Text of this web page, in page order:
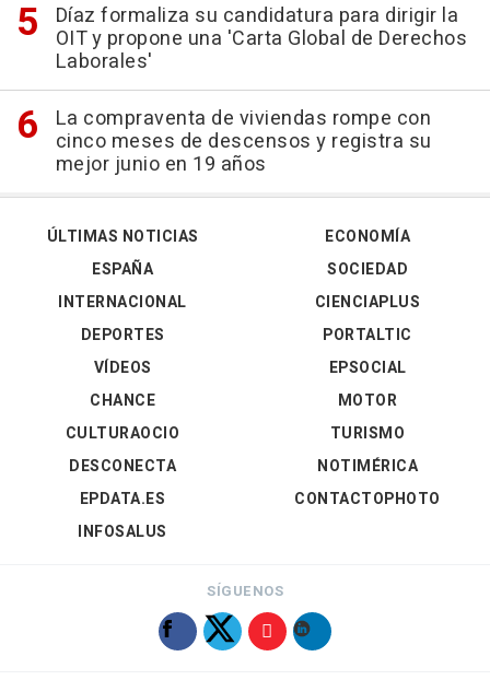
Díaz formaliza su candidatura para dirigir la
OIT y propone una 'Carta Global de Derechos
Laborales'
La compraventa de viviendas rompe con
cinco meses de descensos y registra su
mejor junio en 19 años
ÚLTIMAS NOTICIAS
ESPAÑA
INTERNACIONAL
DEPORTES
VÍDEOS
ECONOMÍA
SOCIEDAD
CIENCIAPLUS
PORTALTIC
EPSOCIAL
CHANCE
CULTURAOCIO
DESCONECTA
EPDATA.ES
INFOSALUS
MOTOR
TURISMO
NOTIMÉRICA
CONTACTOPHOTO
SÍGUENOS